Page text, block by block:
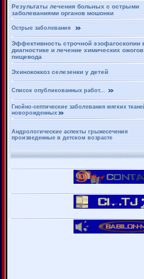
Результаты лечения больных с острыми
заболеваниями органов мошонки
Острые заболевания
Эффективность строчной эзофагоскопии
диагностике и лечение химических ожогов
пищевода
Эхинококкоз селезенки у детей
Список опубликованных работ...
Гнойно-септические заболевания мягких
новорожденных
Андрологические аспекты грыжесечения
произведенные в детском возрасте